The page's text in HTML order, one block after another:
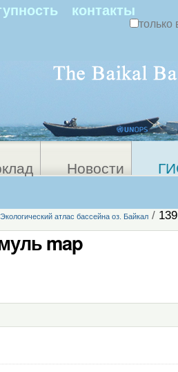
контакты
только
Новости
Экологический атлас бассейна оз. Байкал /
map